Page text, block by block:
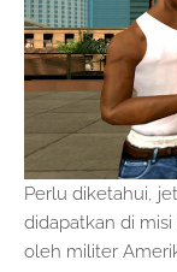
Perlu diketahui,
didapatkan di
oleh militer